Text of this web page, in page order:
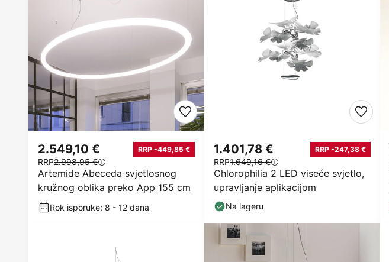
Artemide Abeceda svjetlosnog
kružnog oblika preko App 155 cm
2.549,10 € RRP -449,85 €
RRP2.998,95 €
Rok isporuke: 8 - 12 dana
Chlorophilia 2 LED viseće svjetlo,
upravljanje aplikacijom
1.401,78 € RRP -247,38 €
RRP1.649,16 €
Na lageru